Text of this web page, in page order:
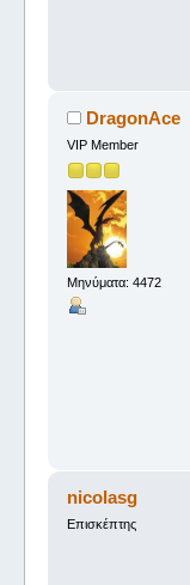
DragonAce
VIP Member
Μηνύματα: 4472
nicolasg
Επισκέπτης